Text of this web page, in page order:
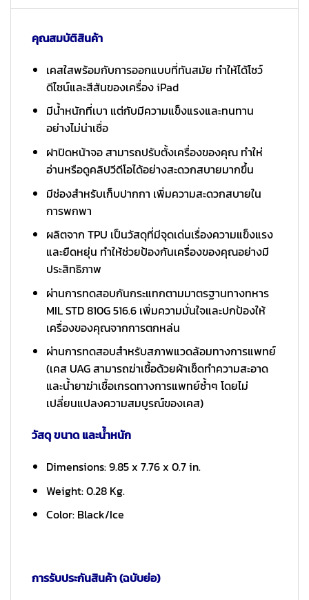
คุณสมบัติสินค้า
เคสใสพร้อมกับการออกแบบที่ทันสมัย ทำให้ได้โชว์
ดีไซน์และสีสันของเครื่อง iPad
มีน้ำหนักที่เบา แต่กับมีความแข็งแรงและทนทาน
อย่างไม่น่าเชื่อ
ฝาปิดหน้าจอ สามารถปรับตั้งเครื่องของคุณ ทำให่
อ่านหรือดูคลิปวีดีโอได้อย่างสะดวกสบายมากขึ้น
มีช่องสำหรับเก็บปากกา เพิ่มความสะดวกสบายใน
การพกพา
ผลิตจาก TPU เป็นวัสดุที่มีจุดเด่นเรื่องความแข็งแรง
และยืดหยุ่น ทำให้ช่วยป้องกันเครื่องของคุณอย่างมี
ประสิทธิภาพ
ผ่านการทดสอบกันกระแทกตามมาตรฐานทางทหาร
MIL STD 810G 516.6 เพิ่มความมั่นใจและปกป้องให้
เครื่องของคุณจากการตกหล่น
ผ่านการทดสอบสำหรับสภาพแวดล้อมทางการแพทย์
(เคส UAG สามารถฆ่าเชื้อด้วยผ้าเช็ดทำความสะอาด
และน้ำยาฆ่าเชื้อเกรดทางการแพทย์ซ้ำๆ โดยไม่
เปลี่ยนแปลงความสมบูรณ์ของเคส)
วัสดุ ขนาด และน้ำหนัก
Dimensions: ⁣⁢‌​‌‌‌​‍‍‌​‍​‌‌​​‍‍​‍‍​‍​​​‍‌‍​‍‌‌‌‌‌‌​‍‌‍‌‌‍9.85 x ⁣⁢‌‌‍‌​‌‍‌‍‍‌‍‍​‍‌​​‌‌‌‌​‍‌​‍​‌‍​‌‍‌​​​​​‍‍​​‍​​​​​7.76 x ⁣⁢‍‌‌‍‍​‌‌‍‍​​‍​‌‌​‍​​​‌‌​‌‌‍‍​‍​‌‌​​​‌‌​​​​​‌‍‍‌‍‌‌‌0.7 in.
Weight: 0.28 Kg.
Color: Black/Ice
การรับประกันสินค้า (ฉบับย่อ)